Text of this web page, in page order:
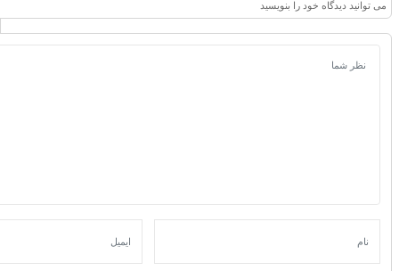
می توانید دیدگاه خود را بنویسید